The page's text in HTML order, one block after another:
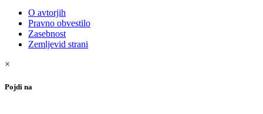
O avtorjih
Pravno obvestilo
Zasebnost
Zemljevid strani
×
Pojdi na